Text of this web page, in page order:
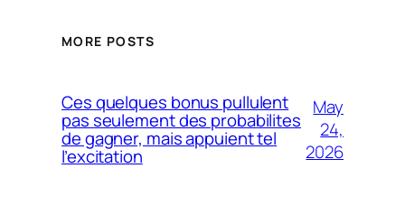
MORE POSTS
Ces quelques bonus pullulent
pas seulement des probabilites
de gagner, mais appuient tel
l’excitation
May
24,
2026